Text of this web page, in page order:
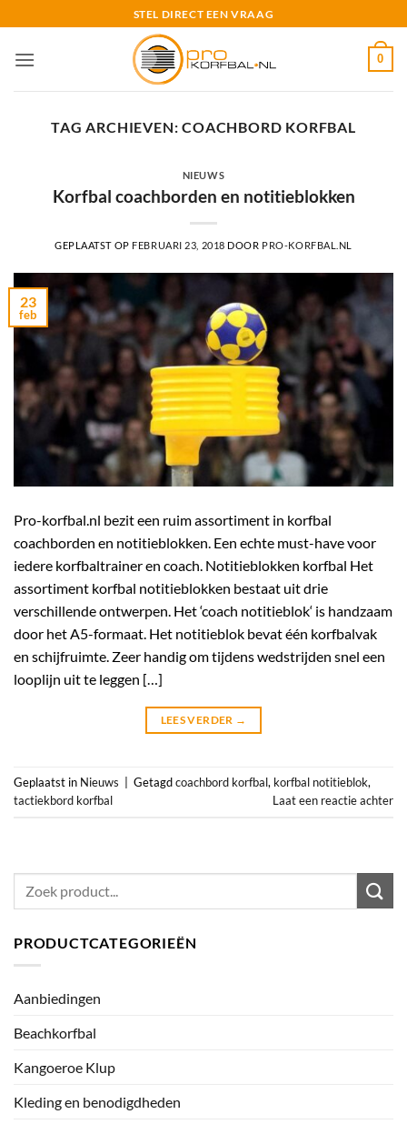
naar
inhoud
STEL DIRECT EEN VRAAG
0
TAG ARCHIEVEN:COACHBORD KORFBAL
NIEUWS
Korfbal coachborden en notitieblokken
GEPLAATST OP FEBRUARI 23, 2018 DOOR PRO-KORFBAL.NL
23
feb
Pro-korfbal.nl bezit een ruim assortiment in korfbal
coachborden en notitieblokken. Een echte must-have voor
iedere korfbaltrainer en coach. Notitieblokken korfbal Het
assortiment korfbal notitieblokken bestaat uit drie
verschillende ontwerpen. Het ‘coach notitieblok‘ is handzaam
door het A5-formaat. Het notitieblok bevat één korfbalvak
en schijfruimte. Zeer handig om tijdens wedstrijden snel een
looplijn uit te leggen […]
LEES VERDER →
Geplaatst in Nieuws Getagdcoachbord korfbal, korfbal notitieblok,
tactiekbord korfbal
Laat een reactie achter
PRODUCTCATEGORIEËN
Aanbiedingen
Beachkorfbal
Kangoeroe Klup
Kleding en benodigdheden